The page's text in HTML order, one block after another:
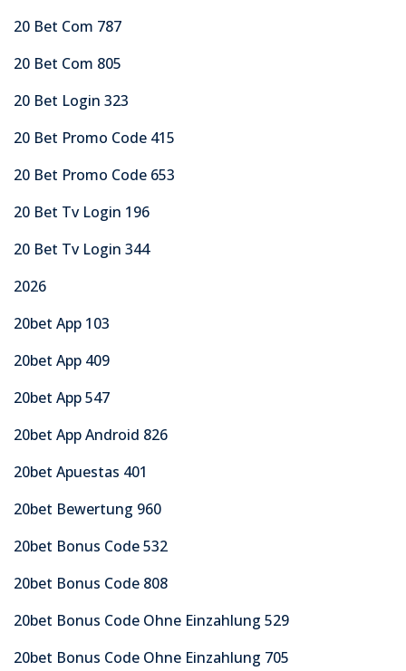
20 Bet Com 787
20 Bet Com 805
20 Bet Login 323
20 Bet Promo Code 415
20 Bet Promo Code 653
20 Bet Tv Login 196
20 Bet Tv Login 344
2026
20bet App 103
20bet App 409
20bet App 547
20bet App Android 826
20bet Apuestas 401
20bet Bewertung 960
20bet Bonus Code 532
20bet Bonus Code 808
20bet Bonus Code Ohne Einzahlung 529
20bet Bonus Code Ohne Einzahlung 705